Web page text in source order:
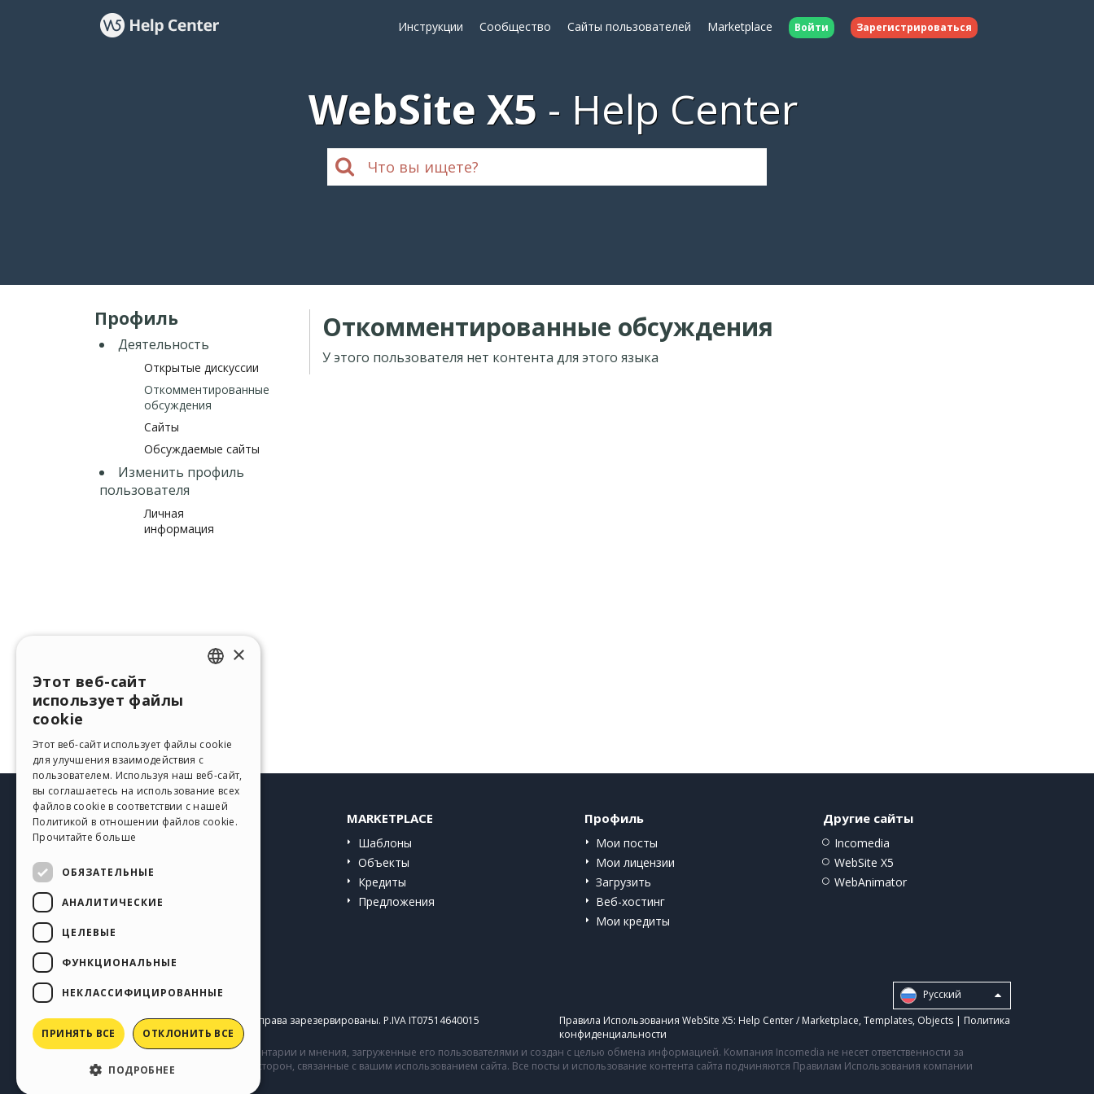
Инструкции Сообщество Сайты пользователей Marketplace Войти Зарегистрироваться
WebSite X5 Help Center
Профиль
Деятельность
Открытые дискуссии
Откомментированные
обсуждения
Сайты
Обсуждаемые сайты
Изменить профиль
пользователя
Личная
информация
Откомментированные обсуждения
У этого пользователя нет контента для этого языка
HELP CENTER
Инструкции
MARKETPLACE
Шаблоны
Объекты
Кредиты
Предложения
Профиль
Мои посты
Мои лицензии
Загрузить
Веб-хостинг
Мои кредиты
Другие сайты
Incomedia
WebSite X5
WebAnimator
Pусский
Copyright © 2026Incomedia s.r.l.Все права зарезервированы. P.IVA IT07514640015 Правила Использования WebSite X5: Help Center / Marketplace, Templates, Objects | Политика
конфиденциальности
Сайт содержит информацию, комментарии и мнения, загруженные его пользователями и создан с целью обмена информацией. Компания Incomedia не несет ответственности за
комментарии и поведение третьих сторон, связанные с вашим использованием сайта. Все посты и использование контента сайта подчиняются Правилам Использования компании
Incomedia.
GERMAN
SPANISH
PORTUGUESE
POLISH
×
Этот веб-сайт
использует файлы
cookie
Этот веб-сайт использует файлы cookie
для улучшения взаимодействия с
пользователем. Используя наш веб-сайт,
вы соглашаетесь на использование всех
файлов cookie в соответствии с нашей
Политикой в ​​отношении файлов cookie.
Прочитайте больше
ОБЯЗАТЕЛЬНЫЕ
АНАЛИТИЧЕСКИЕ
ЦЕЛЕВЫЕ
ФУНКЦИОНАЛЬНЫЕ
НЕКЛАССИФИЦИРОВАННЫЕ
ПРИНЯТЬ ВСЕ ОТКЛОНИТЬ ВСЕ
ПОДРОБНЕЕ